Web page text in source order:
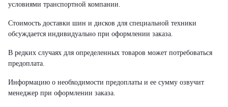
условиями транспортной компании.
Стоимость доставки шин и дисков для специальной техники
обсуждается индивидуально при оформлении заказа.
В редких случаях для определенных товаров может потребоваться
предоплата.
Информацию о необходимости предоплаты и ее сумму озвучит
менеджер при оформлении заказа.